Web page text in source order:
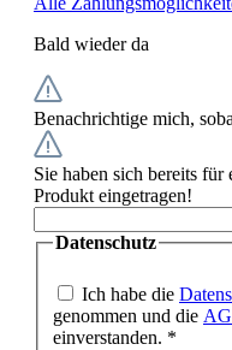
Bald wieder da
Benachrichtige mich,
Sie haben sich bereits
Produkt eingetragen!
Datenschutz
Ich habe die
genommen und die
einverstanden. *